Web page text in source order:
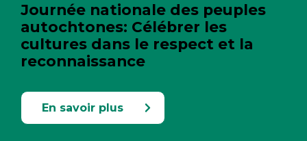
Journée nationale des peuples
autochtones: Célébrer les
cultures dans le respect et la
reconnaissance
En savoir plus